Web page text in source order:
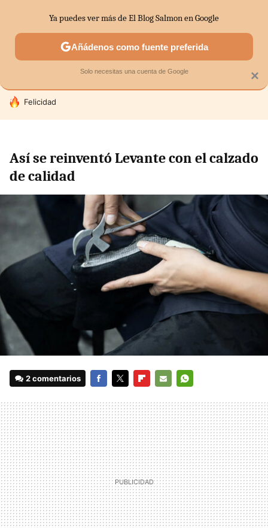
SECTORES ECONOMÍA DOMÉSTICA MERCADOS
HOY SE HABLA DE
Felicidad
Así se reinventó Levante con el calzado
de calidad
2 comentarios
MAIL
×
Ya puedes ver más de El Blog Salmon en Google
Añádenos como fuente preferida
Solo necesitas una cuenta de Google